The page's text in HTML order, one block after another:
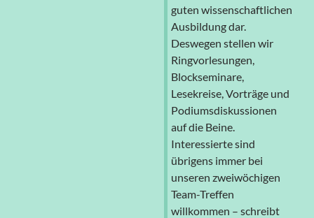
guten wissenschaftlichen
Ausbildung dar.
Deswegen stellen wir
Ringvorlesungen,
Blockseminare,
Lesekreise, Vorträge und
Podiumsdiskussionen
auf die Beine.
Interessierte sind
übrigens immer bei
unseren zweiwöchigen
Team-Treffen
willkommen – schreibt